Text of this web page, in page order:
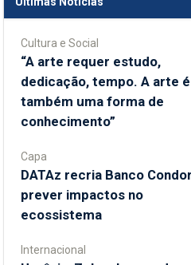
Cultura e Social
“A arte requer estudo,
dedicação, tempo. A arte é
também uma forma de
conhecimento”
Capa
DATAz recria Banco
prever impactos no
ecossistema
Internacional